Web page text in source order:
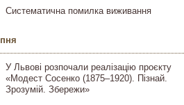
Систематична помилка виживання
У Львові розпочали реалізацію проєкту
«Модест Сосенко (1875–1920). Пізнай.
Зрозумій. Збережи»